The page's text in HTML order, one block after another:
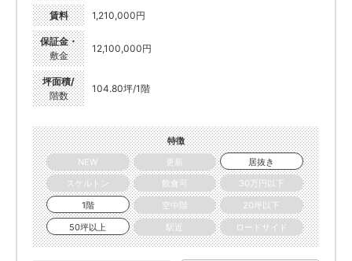
賃料 1,210,000円
保証金・
敷金
12,100,000円
坪面積/
階数
104.80坪/1階
特徴
NEW
更新
居抜き
スケルトン
飲食可
30万円以下
1階
空中階
20坪以下
50坪以上
駅近 ロードサイド